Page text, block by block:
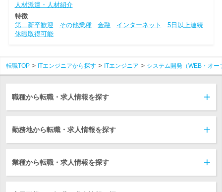
人材派遣・人材紹介
特徴
第二新卒歓迎
その他業種 金融 インターネット
5日以上連続
休暇取得可能
転職TOP ITエンジニアから探す ITエンジニア システム開発（WEB・オ
職種から転職・求人情報を探す
勤務地から転職・求人情報を探す
業種から転職・求人情報を探す